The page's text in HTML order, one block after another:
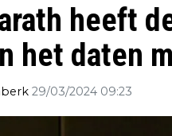
heeft
het daten
29/03/2024 09:23